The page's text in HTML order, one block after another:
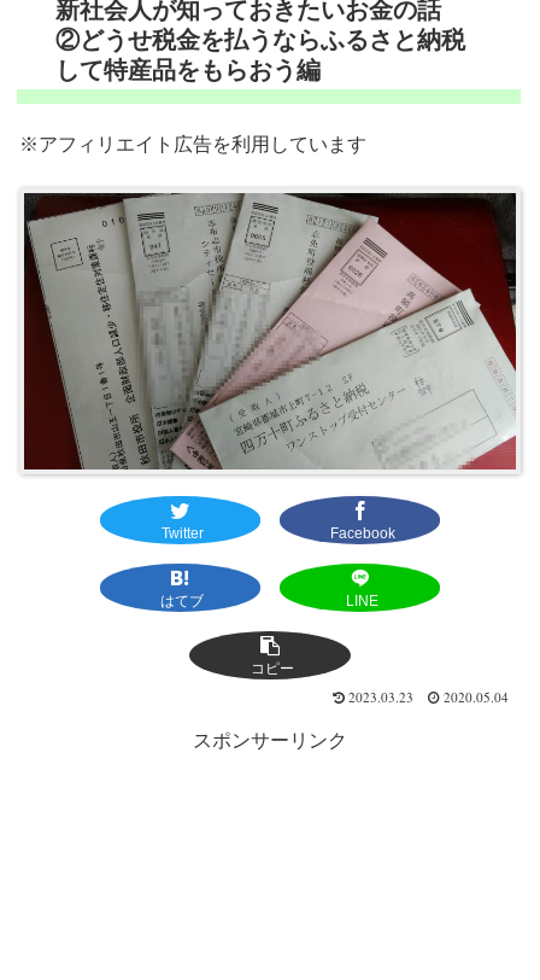
新社会人が知っておきたいお金の話
②どうせ税金を払うならふるさと納税
して特産品をもらおう編
※アフィリエイト広告を利用しています
Twitter Facebook
はてブ LINE
コピー
2023.03.23 2020.05.04
スポンサーリンク